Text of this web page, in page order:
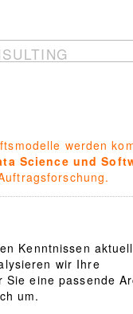
werden
Science und
.
Kenntnissen
wir Ihre
eine passende
um.